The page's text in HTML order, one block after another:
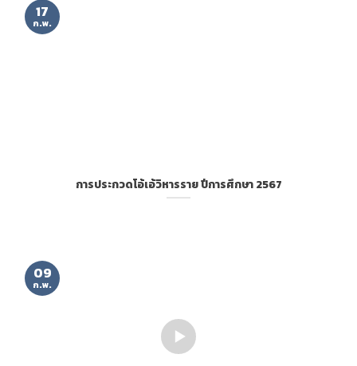
การประกวดโอ้เอ้วิหารราย ปีการศึกษา 2567
17
ก.พ.
09
ก.พ.